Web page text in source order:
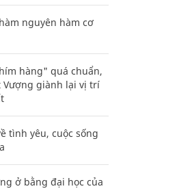
nguyên hàm cơ
hàng" quá chuẩn,
Vượng giành lại vị trí
tình yêu, cuộc sống
ở bằng đại học của